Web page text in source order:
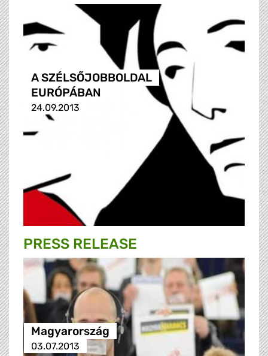
A SZÉLSŐJOBBOLDAL
EURÓPÁBAN
24.09.2013
PRESS RELEASE
Magyarország
03.07.2013